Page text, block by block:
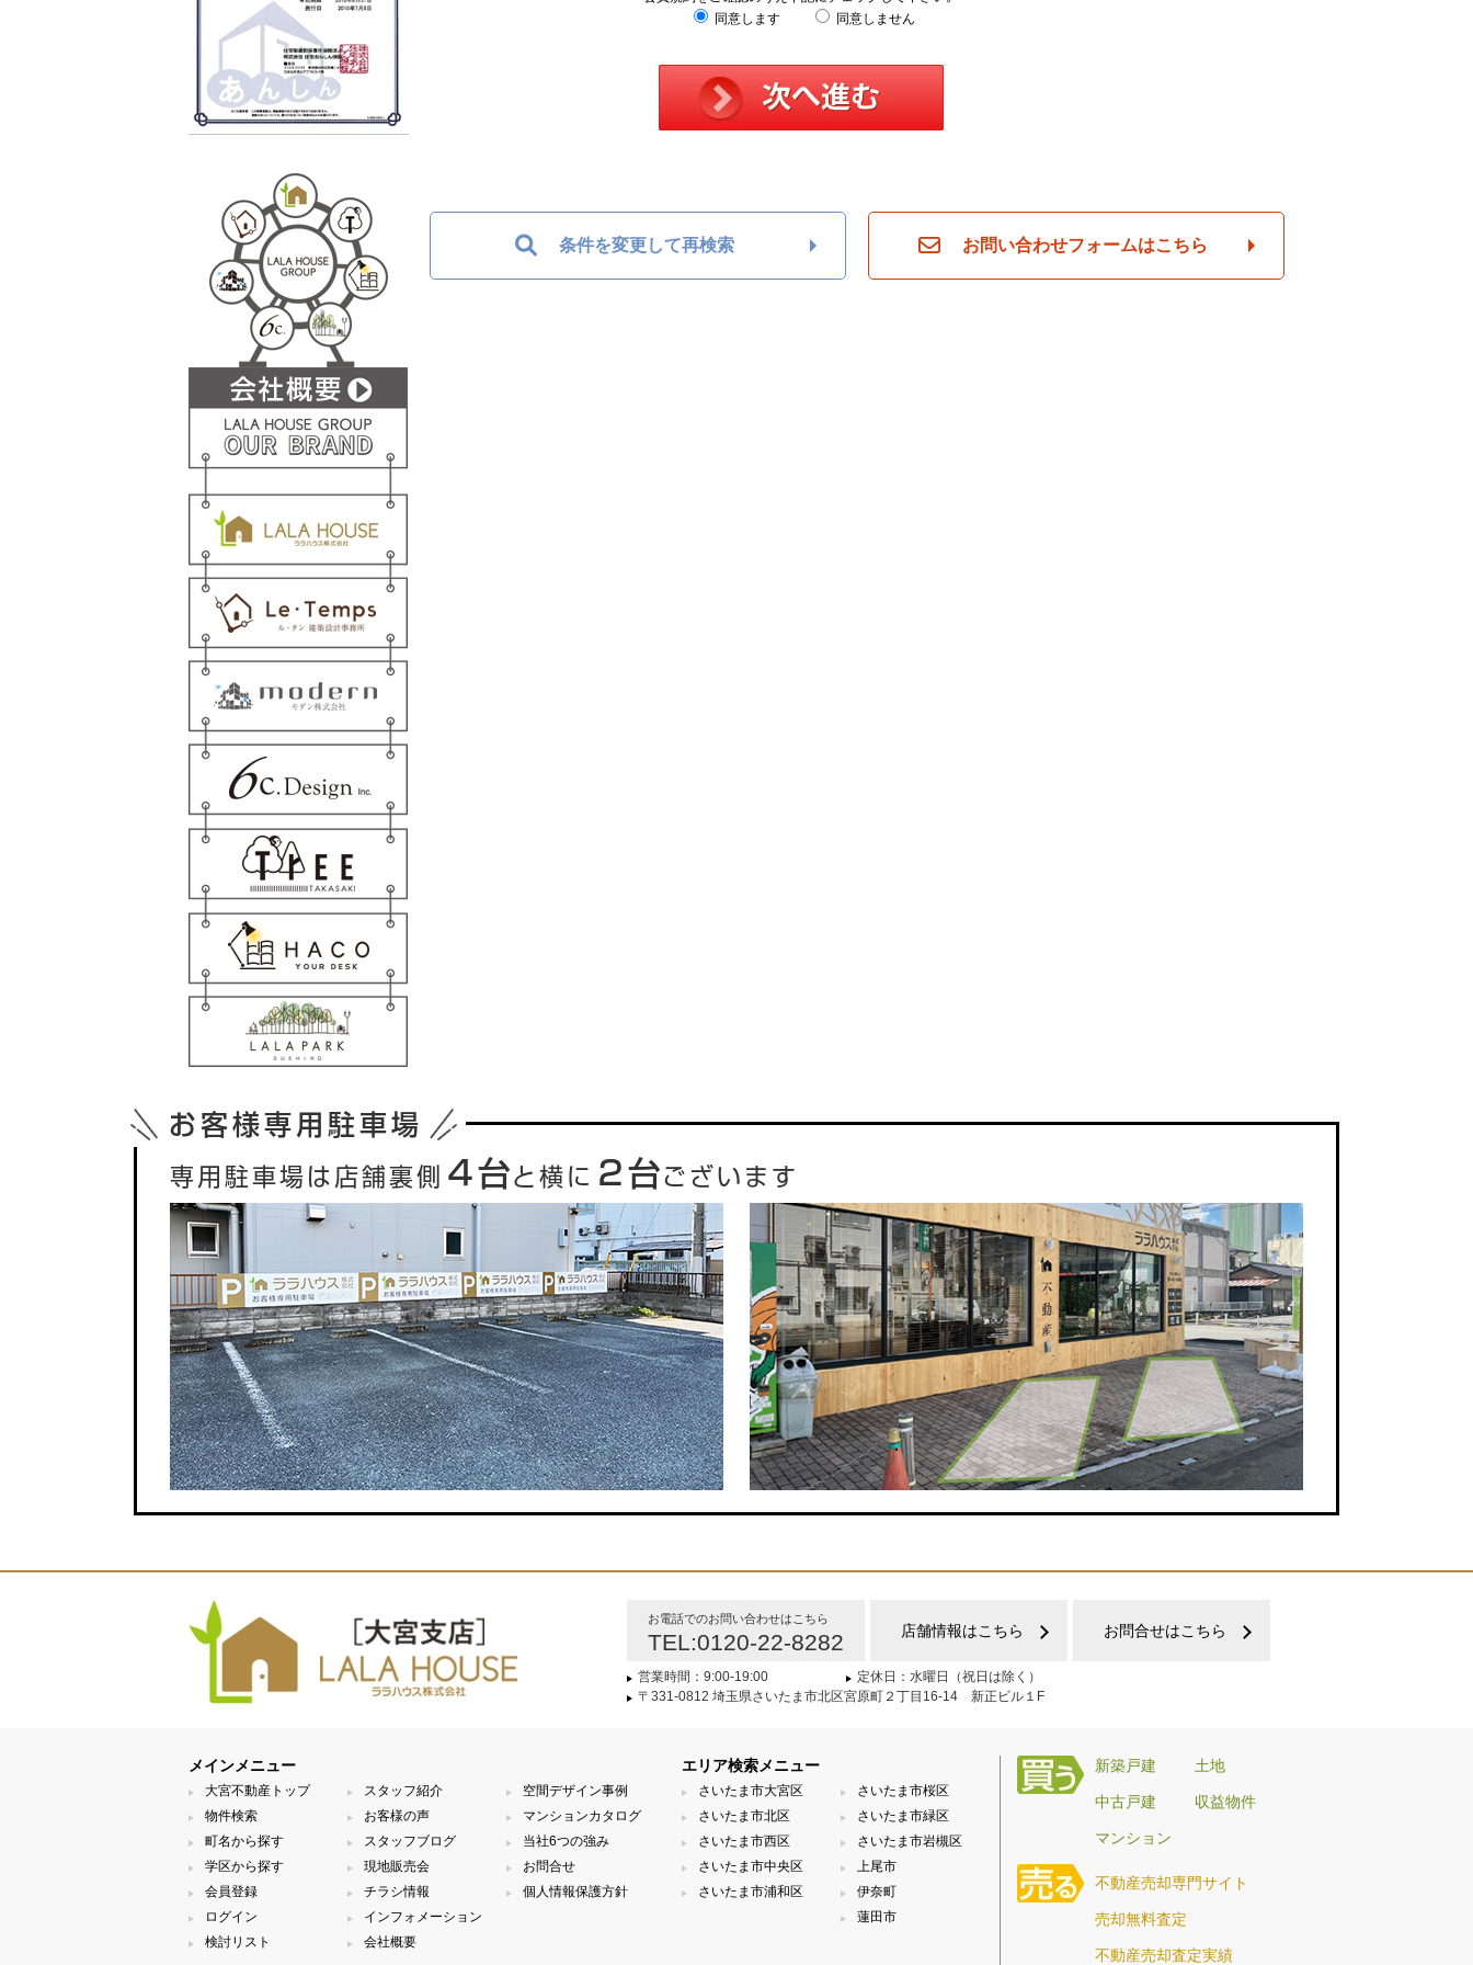
同意します
同意しません
条件を変更して再検索 お問い合わせフォームはこちら
お客様専用駐車場
専用駐車場は店舗裏側 ４台と横に ２台ございます
お電話でのお問い合わせはこちら
TEL:0120-22-8282 店舗情報はこちら お問合せはこちら
営業時間：9:00-19:00
定休日：水曜日（祝日は除く）
〒331-0812 埼玉県さいたま市北区宮原町２丁目16-14 新正ビル１F
メインメニュー
大宮不動産トップ
物件検索
町名から探す
学区から探す
会員登録
ログイン
検討リスト
スタッフ紹介
お客様の声
スタッフブログ
現地販売会
チラシ情報
インフォメーション
会社概要
空間デザイン事例
マンションカタログ
当社6つの強み
お問合せ
個人情報保護方針
エリア検索メニュー
さいたま市大宮区
さいたま市北区
さいたま市西区
さいたま市中央区
さいたま市浦和区
さいたま市桜区
さいたま市緑区
さいたま市岩槻区
上尾市
伊奈町
蓮田市
新築戸建 土地
中古戸建 収益物件
マンション
不動産売却専門サイト
売却無料査定
不動産売却査定実績